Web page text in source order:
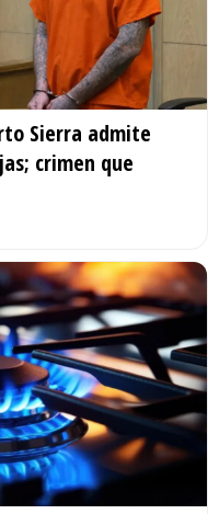
Sierra admite
crimen que